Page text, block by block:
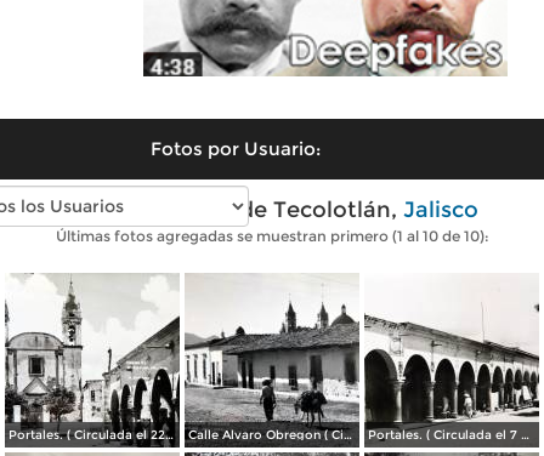
Fotos por Usuario:
Fotos antiguas de Tecolotlán, Jalisco
Últimas fotos agregadas se muestran primero (1 al 10 de 10):
Portales. ( Circulada el 22 de Diciembre de 1955 ). Calle Alvaro Obregon ( Circulada el 7 de Enero de 1957 ). Portales. ( Circulada el 7 de Enero de 1957 ).